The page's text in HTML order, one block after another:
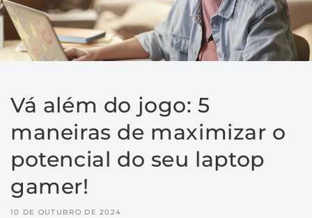
Vá além do jogo: 5
maneiras de maximizar o
potencial do seu laptop
gamer!
10 DE OUTUBRO DE 2024